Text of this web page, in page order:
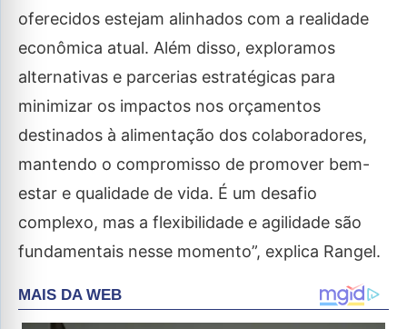
oferecidos estejam alinhados com a realidade
econômica atual. Além disso, exploramos
alternativas e parcerias estratégicas para
minimizar os impactos nos orçamentos
destinados à alimentação dos colaboradores,
mantendo o compromisso de promover bem-
estar e qualidade de vida. É um desafio
complexo, mas a flexibilidade e agilidade são
fundamentais nesse momento”, explica Rangel.